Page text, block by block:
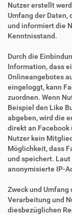
Nutzer erstellt
Umfang der Daten,
und informiert die
Kenntnisstand.
Durch die
Information, dass
Onlineangebotes
eingeloggt, kann
zuordnen. Wenn
Beispiel den Like
abgeben, wird die
direkt an
Nutzer kein
Möglichkeit, dass
und speichert. Laut
anonymisierte IP-
Zweck und
Verarbeitung und
diesbezüglichen